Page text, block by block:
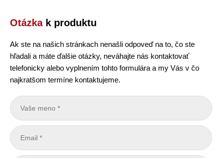
Otázkak produktu
Ak ste na našich stránkach nenašli odpoveď na to, čo ste
hľadali a máte ďalšie otázky, neváhajte nás kontaktovať
telefonicky alebo vyplnením tohto formulára a my Vás v čo
najkratšom termíne kontaktujeme.